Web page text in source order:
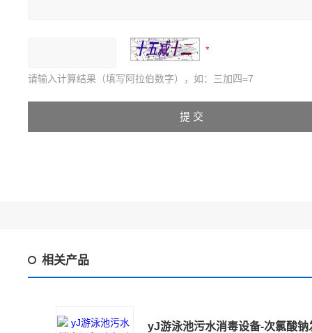
请输入计算结果（填写阿拉伯数字），如：三加四=7
相关产品
yJ游泳池污水消毒设备-次氯酸钠